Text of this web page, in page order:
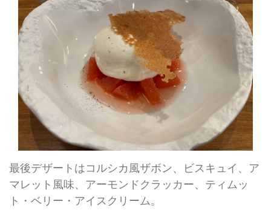
最後デザートはコルシカ風ザボン、ビスキュイ、ア
マレット風味、アーモンドクラッカー、ティムッ
ト・ベリー・アイスクリーム。